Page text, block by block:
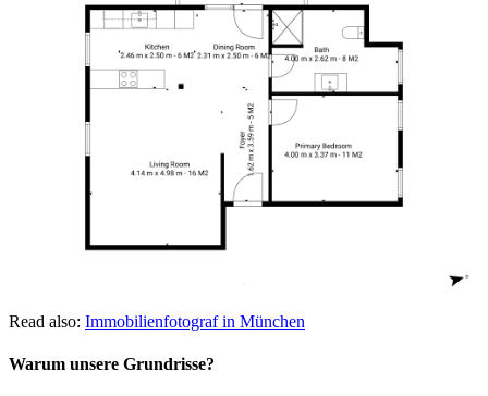
Read also: Immobilienfotograf in München
Warum unsere Grundrisse?